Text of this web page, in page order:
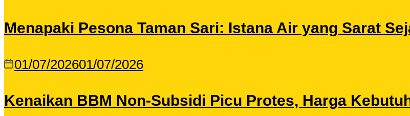
Menapaki Pesona Taman Sari: Istana Air yang Sarat
01/07/202601/07/2026
Kenaikan BBM Non-Subsidi Picu Protes, Harga